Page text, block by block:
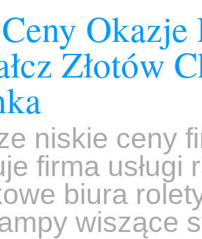
Złotów
niskie ceny
firma usługi
biura
wiszące